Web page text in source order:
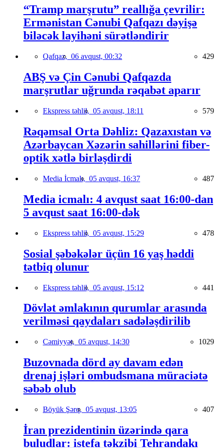
“Tramp marşrutu” reallığa çevrilir:
Ermənistan Cənubi Qafqazı dəyişə
biləcək layihəni sürətləndirir
Qafqaz, 06 avqust, 00:32 429
ABŞ və Çin Cənubi Qafqazda
marşrutlar uğrunda rəqabət aparır
Ekspress təhlil, 05 avqust, 18:11 579
Rəqəmsal Orta Dəhliz: Qazaxıstan və
Azərbaycan Xəzərin sahillərini fiber-
optik xətlə birləşdirdi
Media İcmalı, 05 avqust, 16:37 487
Media icmalı: 4 avqust saat 16:00-dan
5 avqust saat 16:00-dək
Ekspress təhlil, 05 avqust, 15:29 478
Sosial şəbəkələr üçün 16 yaş həddi
tətbiq olunur
Ekspress təhlil, 05 avqust, 15:12 441
Dövlət əmlakının qurumlar arasında
verilməsi qaydaları sadələşdirilib
Cəmiyyət, 05 avqust, 14:30 1029
Buzovnada dörd ay davam edən
drenaj işləri ombudsmana müraciətə
səbəb olub
Böyük Şərq, 05 avqust, 13:05 407
İran prezidentinin üzərində qara
buludlar: istefa təkzibi Tehrandakı